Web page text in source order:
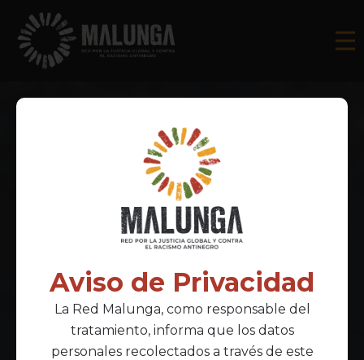
Aviso de Privacidad
La Red Malunga, como responsable del
tratamiento, informa que los datos
personales recolectados a través de este